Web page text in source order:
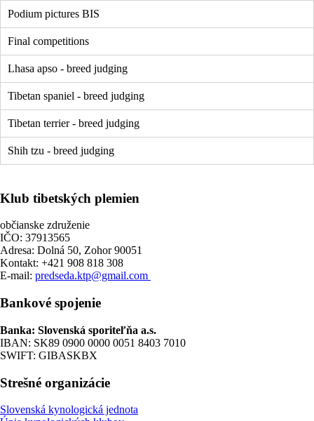
Podium pictures BIS
Final competitions
Lhasa apso - breed judging
Tibetan spaniel - breed judging
Tibetan terrier - breed judging
Shih tzu - breed judging
Klub tibetských plemien
občianske združenie
IČO: 37913565
Adresa: Dolná 50, Zohor 90051
Kontakt: +421 908 818 308
E-mail: predseda.ktp@gmail.com
Bankové spojenie
Banka: Slovenská sporiteľňa a.s.
IBAN: SK89 0900 0000 0051 8403 7010
SWIFT: GIBASKBX
Strešné organizácie
Slovenská kynologická jednota